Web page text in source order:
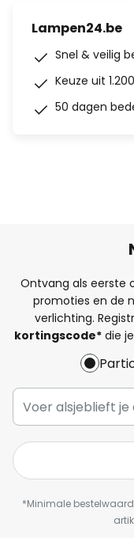
Lampen24.be
Snel & veilig
Keuze uit
50 dagen
Ontvang als eerste
promoties en de
verlichting.
kortingscode*die
*Minimale